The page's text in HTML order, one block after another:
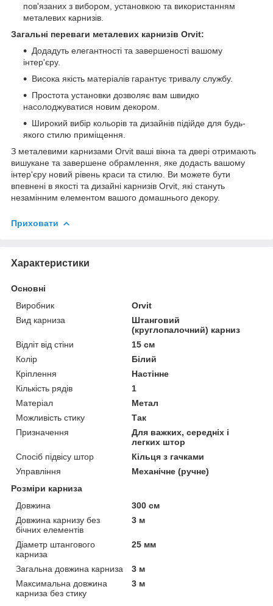
пов'язаних з вибором, установкою та використанням
металевих карнизів.
Загальні переваги металевих карнизів Orvit:
Додадуть елегантності та завершеності вашому
інтер'єру.
Висока якість матеріалів гарантує тривалу службу.
Простота установки дозволяє вам швидко
насолоджуватися новим декором.
Широкий вибір кольорів та дизайнів підійде для будь-
якого стилю приміщення.
З металевими карнизами Orvit ваші вікна та двері отримають
вишукане та завершене обрамлення, яке додасть вашому
інтер'єру новий рівень краси та стилю. Ви можете бути
впевнені в якості та дизайні карнизів Orvit, які стануть
незамінним елементом вашого домашнього декору.
Приховати
Характеристики
Основні
Виробник
Orvit
Вид карниза
Штанговий
(круглопалочний) карниз
Відліт від стіни
15 см
Колір
Білий
Кріплення
Настінне
Кількість рядів
1
Матеріал
Метал
Можливість стику
Так
Призначення
Для важких, середніх і
легких штор
Спосіб підвісу штор
Кільця з гачками
Управління
Механічне (ручне)
Розміри карниза
Довжина
300 см
Довжина карнизу без
бічних елементів
3 м
Діаметр штангового
карниза
25 мм
Загальна довжина карниза
3 м
Максимальна довжина
карниза без стику
3 м